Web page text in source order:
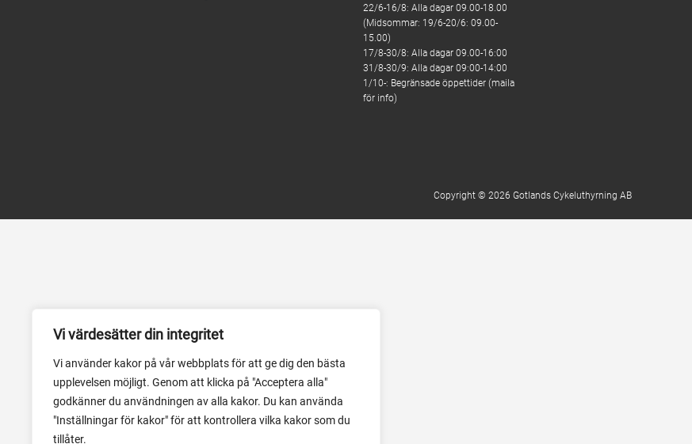
Vi värdesätter din integritet
Vi använder kakor på vår webbplats för att ge dig den bästa
upplevelsen möjligt. Genom att klicka på "Acceptera alla"
godkänner du användningen av alla kakor. Du kan använda
"Inställningar för kakor" för att kontrollera vilka kakor som du
tillåter.
22/6-16/8: Alla dagar 09.00-18.00
(Midsommar: 19/6-20/6: 09.00-
15.00)
17/8-30/8: Alla dagar 09.00-16:00
31/8-30/9: Alla dagar 09:00-14:00
1/10-: Begränsade öppettider (maila
för info)
Copyright © 2026 Gotlands Cykeluthyrning AB